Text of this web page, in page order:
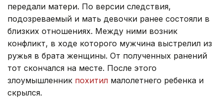
передали матери. По версии следствия,
подозреваемый и мать девочки ранее состояли в
близких отношениях. Между ними возник
конфликт, в ходе которого мужчина выстрелил из
ружья в брата женщины. От полученных ранений
тот скончался на месте. После этого
злоумышленник похитил малолетнего ребенка и
скрылся.